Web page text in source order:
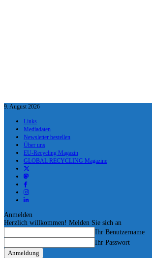
9. August 2026
Links
Mediadaten
Newsletter bestellen
Über uns
EU-Recycling Magazin
GLOBAL RECYCLING Magazine
Anmelden
Herzlich willkommen! Melden Sie sich an
Ihr Benutzername
Ihr Passwort